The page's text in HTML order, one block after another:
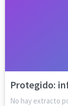
Protegido:
No hay extracto